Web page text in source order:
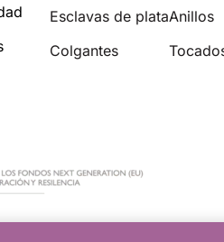
Esclavas de plata
Colgantes
Anillos